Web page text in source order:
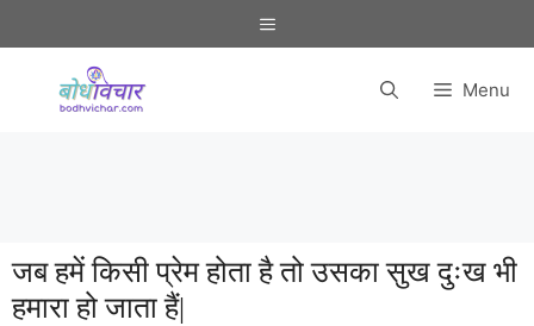
to
Menu
Menu
जब हमें किसी प्रेम होता है तो उसका सुख दुःख भी
हमारा हो जाता हैं|